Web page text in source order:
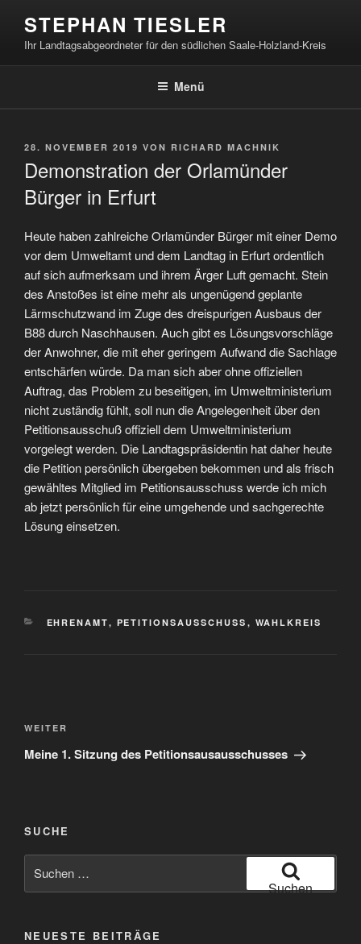
Inhalt
springen
STEPHAN TIESLER
Ihr Landtagsabgeordneter für den südlichen Saale-Holzland-Kreis
Menü
VERÖFFENTLICHT
28. NOVEMBER 2019 VON RICHARD MACHNIK
Demonstration der Orlamünder
Bürger in Erfurt
Heute haben zahlreiche Orlamünder Bürger mit einer Demo
vor dem Umweltamt und dem Landtag in Erfurt ordentlich
auf sich aufmerksam und ihrem Ärger Luft gemacht. Stein
des Anstoßes ist eine mehr als ungenügend geplante
Lärmschutzwand im Zuge des dreispurigen Ausbaus der
B88 durch Naschhausen. Auch gibt es Lösungsvorschläge
der Anwohner, die mit eher geringem Aufwand die Sachlage
entschärfen würde. Da man sich aber ohne offiziellen
Auftrag, das Problem zu beseitigen, im Umweltministerium
nicht zuständig fühlt, soll nun die Angelegenheit über den
Petitionsausschuß offiziell dem Umweltministerium
vorgelegt werden. Die Landtagspräsidentin hat daher heute
die Petition persönlich übergeben bekommen und als frisch
gewähltes Mitglied im Petitionsausschuss werde ich mich
ab jetzt persönlich für eine umgehende und sachgerechte
Lösung einsetzen.
KATEGORIEN
EHRENAMT, PETITIONSAUSSCHUSS , WAHLKREIS
Nächster
Beitrag
WEITER
Meine 1. Sitzung des Petitionsausausschusses
SUCHE
nach:
Suchen
NEUESTE BEITRÄGE